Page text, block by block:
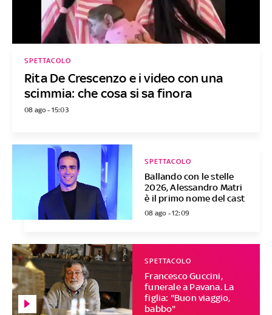
Rita De Crescenzo e i video con una
scimmia: che cosa si sa finora
SPETTACOLO
08 ago - 15:03
Ballando con le stelle
2026, Alessandro Matri
è il primo nome del cast
SPETTACOLO
08 ago - 12:09
Francesco Guccini,
funerale a Pavana. La
figlia: "Buon viaggio,
babbo"
SPETTACOLO